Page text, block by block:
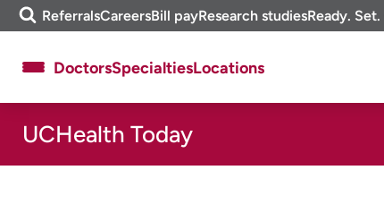
Skip
to
m
e
i
ReferralsCareersBill payResearch studiesReady. Set.
About UCHealth
Ready. Set. CO.
Clinical trials
DoctorsSpecialtiesLocations
UCHealth Today